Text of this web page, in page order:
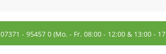
07371 - 95457 0 (Mo. - Fr. 08:00 - 12:00 & 13:00 -